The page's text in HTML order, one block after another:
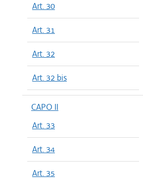
Art. 30
Art. 31
Art. 32
Art. 32 bis
CAPO II
Art. 33
Art. 34
Art. 35